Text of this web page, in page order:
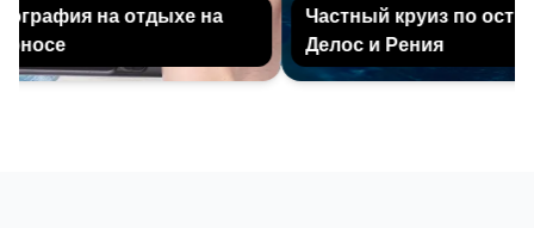
на отдыхе на
Частный круиз по
Делос и Рения